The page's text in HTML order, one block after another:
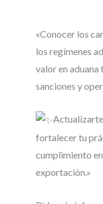
«Conocer los
los regímenes
valor en
sanciones y
Actualizarte
fortalecer tu
cumplimiento
exportación.»